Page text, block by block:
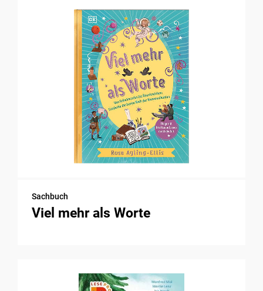
Sachbuch
Viel mehr als Worte